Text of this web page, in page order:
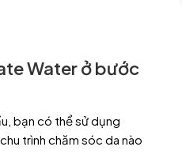
Water ở bước
bạn có thể sử dụng
trình chăm sóc da nào